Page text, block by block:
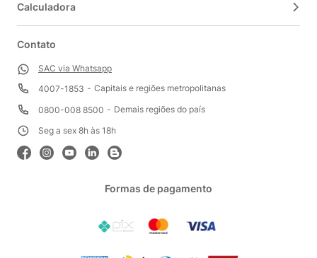
Calculadora
Contato
SAC via Whatsapp
4007-1853
Capitais e regiões metropolitanas
0800-008 8500
Demais regiões do país
Seg a sex 8h às 18h
Formas de pagamento